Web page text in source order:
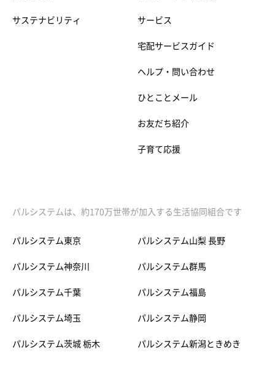
サステナビリティ サービス
宅配サービスガイド
ヘルプ・問い合わせ
ひとことメール
お友だち紹介
子育て応援
パルシステムは、約170万世帯が加入する生活協同組合です
パルシステム東京
パルシステム神奈川
パルシステム千葉
パルシステム埼玉
パルシステム茨城 栃木
パルシステム山梨 長野
パルシステム群馬
パルシステム福島
パルシステム静岡
パルシステム新潟ときめき